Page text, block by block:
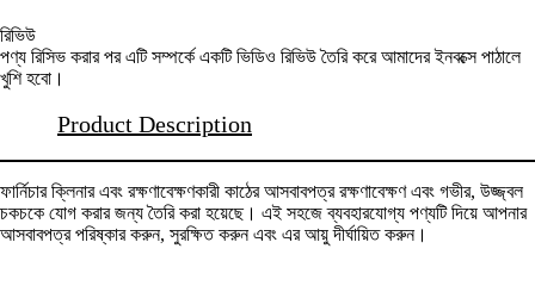
রিভিউ
পণ্য রিসিভ করার পর এটি সম্পর্কে একটি ভিডিও রিভিউ তৈরি করে আমাদের ইনবক্সে পাঠালে
খুশি হবো।
Product Description
ফার্নিচার ক্লিনার এবং রক্ষণাবেক্ষণকারী কাঠের আসবাবপত্র রক্ষণাবেক্ষণ এবং গভীর, উজ্জ্বল
চকচকে যোগ করার জন্য তৈরি করা হয়েছে। এই সহজে ব্যবহারযোগ্য পণ্যটি দিয়ে আপনার
আসবাবপত্র পরিষ্কার করুন, সুরক্ষিত করুন এবং এর আয়ু দীর্ঘায়িত করুন।